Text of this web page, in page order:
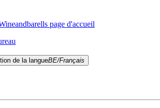
page d'accueil
de la langueBE/Français